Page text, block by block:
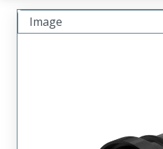
Image